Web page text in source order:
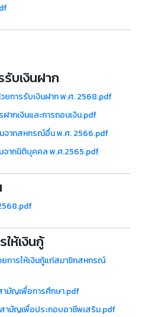
รับเงินฝาก
ยการรับเงินฝาก พ.ศ. 2568.pdf
ฝากเงินและการถอนเงิน.pdf
นจากสหกรณ์อื่น พ.ศ. 2566.pdf
นจากนิติบุคคล พ.ศ.2565.pdf
ให้เงินกู้
ยการให้เงินกู้แก่สมาชิกสหกรณ์
สามัญเพื่อการศึกษา.pdf
สามัญเพื่อประกอบอาชีพเสริม.pdf